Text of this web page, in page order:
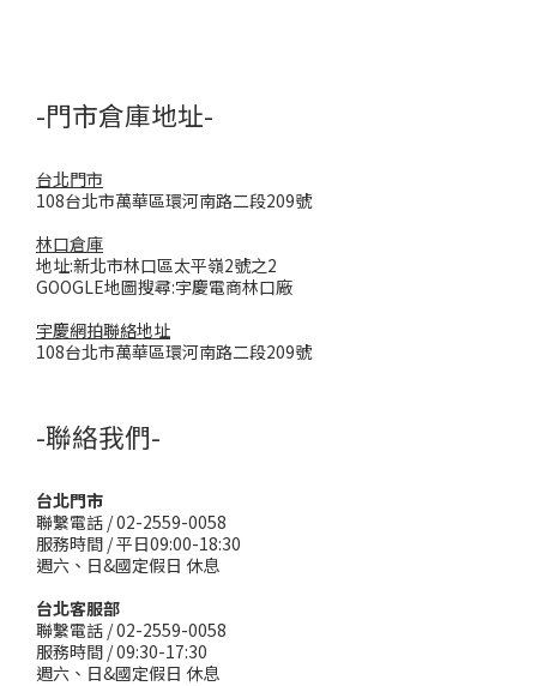
-門市倉庫地址-
台北門市
108台北市萬華區環河南路二段209號
林口倉庫
地址:新北市林口區太平嶺2號之2
GOOGLE地圖搜尋:宇慶電商林口廠
宇慶網拍聯絡地址
108台北市萬華區環河南路二段209號
-聯絡我們-
台北門市
聯繫電話 / 02-2559-0058
服務時間 / 平日09:00-18:30
週六、日&國定假日 休息
台北客服部
聯繫電話 / 02-2559-0058
服務時間 / 09:30-17:30
週六、日&國定假日 休息